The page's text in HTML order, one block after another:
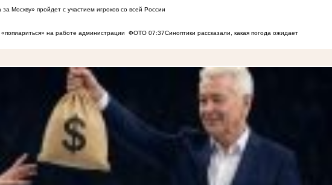
Москву» пройдет с участием игроков со всей России
на работе администрации ФОТО 07:37Синоптики рассказали, какая погода ожидает